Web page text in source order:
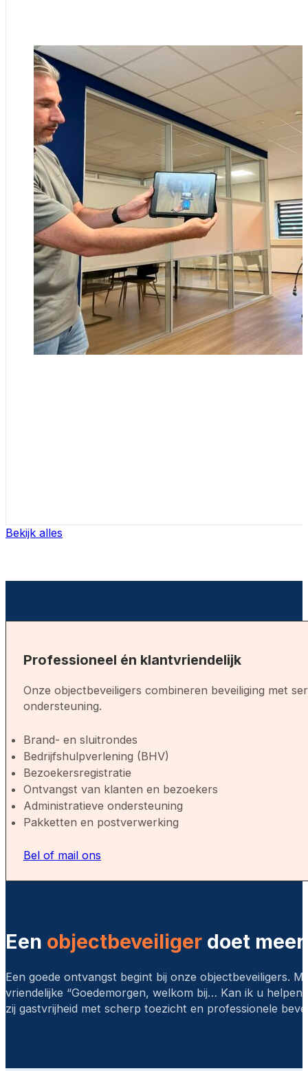
Bekijk alles
Professioneel én klantvriendelijk
Onze objectbeveiligers combineren beveiliging met
ondersteuning.
Brand- en sluitrondes
Bedrijfshulpverlening (BHV)
Bezoekersregistratie
Ontvangst van klanten en bezoekers
Administratieve ondersteuning
Pakketten en postverwerking
Bel of mail ons
Een objectbeveiliger doet
Een goede ontvangst begint bij onze objectbeveiligers.
vriendelijke “Goedemorgen, welkom bij… Kan ik u
zij gastvrijheid met scherp toezicht en professionele